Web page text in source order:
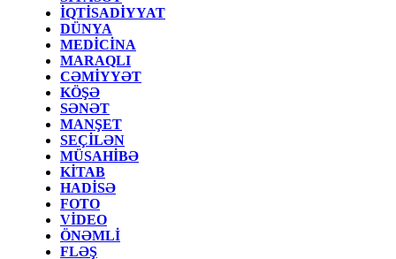
İQTİSADİYYAT
DÜNYA
MEDİCİNA
MARAQLI
CƏMİYYƏT
KÖŞƏ
SƏNƏT
MANŞET
SEÇİLƏN
MÜSAHİBƏ
KİTAB
HADİSƏ
FOTO
VİDEO
ÖNƏMLİ
FLƏŞ